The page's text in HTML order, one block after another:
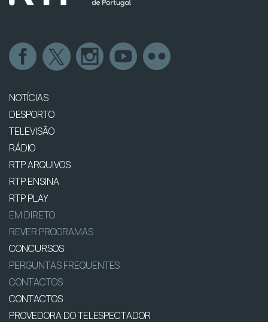
NOTÍCIAS
DESPORTO
TELEVISÃO
RÁDIO
RTP ARQUIVOS
RTP ENSINA
RTP PLAY
EM DIRETO
REVER PROGRAMAS
CONCURSOS
PERGUNTAS FREQUENTES
CONTACTOS
CONTACTOS
PROVEDORA DO TELESPECTADOR